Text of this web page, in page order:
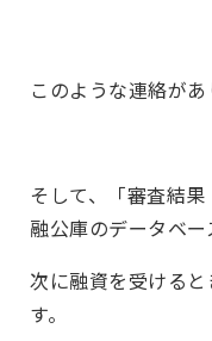
このような連絡があ
そして、「審査結
融公庫のデータベー
次に融資を受ける
す。